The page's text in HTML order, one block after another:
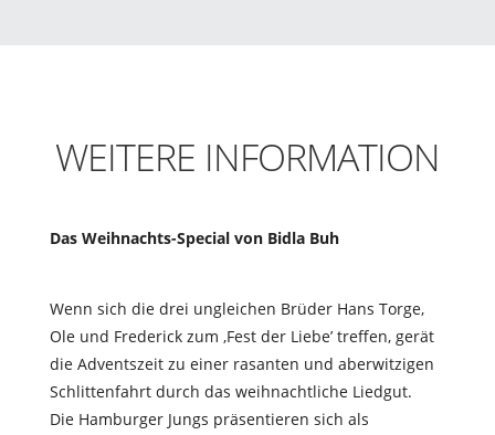
WEITERE INFORMATION
Das Weihnachts-Special von Bidla Buh
Wenn sich die drei ungleichen Brüder Hans Torge,
Ole und Frederick zum ‚Fest der Liebe’ treffen, gerät
die Adventszeit zu einer rasanten und aberwitzigen
Schlittenfahrt durch das weihnachtliche Liedgut.
Die Hamburger Jungs präsentieren sich als